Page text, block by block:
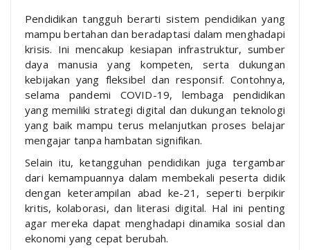
Pendidikan tangguh berarti sistem pendidikan yang
mampu bertahan dan beradaptasi dalam menghadapi
krisis. Ini mencakup kesiapan infrastruktur, sumber
daya manusia yang kompeten, serta dukungan
kebijakan yang fleksibel dan responsif. Contohnya,
selama pandemi COVID-19, lembaga pendidikan
yang memiliki strategi digital dan dukungan teknologi
yang baik mampu terus melanjutkan proses belajar
mengajar tanpa hambatan signifikan.
Selain itu, ketangguhan pendidikan juga tergambar
dari kemampuannya dalam membekali peserta didik
dengan keterampilan abad ke-21, seperti berpikir
kritis, kolaborasi, dan literasi digital. Hal ini penting
agar mereka dapat menghadapi dinamika sosial dan
ekonomi yang cepat berubah.